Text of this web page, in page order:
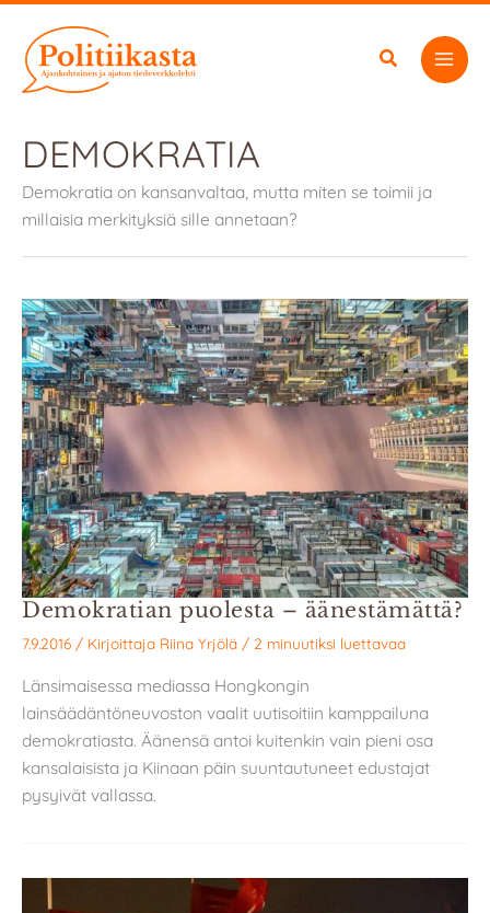
sisältöön
DEMOKRATIA
Demokratia on kansanvaltaa, mutta miten se toimii ja
millaisia merkityksiä sille annetaan?
Demokratian puolesta – äänestämättä?
7.9.2016 / Kirjoittaja Riina Yrjölä / 2 minuutiksi luettavaa
Länsimaisessa mediassa Hongkongin
lainsäädäntöneuvoston vaalit uutisoitiin kamppailuna
demokratiasta. Äänensä antoi kuitenkin vain pieni osa
kansalaisista ja Kiinaan päin suuntautuneet edustajat
pysyivät vallassa.